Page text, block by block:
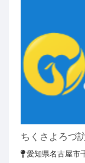
ちくさよろづ
愛知県名古屋市